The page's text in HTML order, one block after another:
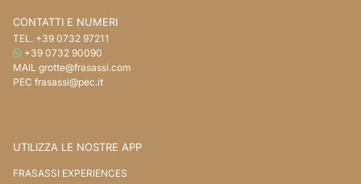
CONTATTI E NUMERI
TEL. +39 0732 97211
WHATSAPP
+39 0732 90090
MAIL grotte@frasassi.com
PEC frasassi@pec.it
UTILIZZA LE NOSTRE APP
FRASASSI EXPERIENCES